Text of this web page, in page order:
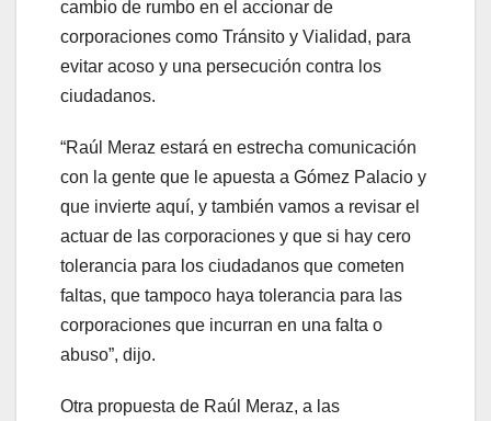
cambio de rumbo en el accionar de
corporaciones como Tránsito y Vialidad, para
evitar acoso y una persecución contra los
ciudadanos.
“Raúl Meraz estará en estrecha comunicación
con la gente que le apuesta a Gómez Palacio y
que invierte aquí, y también vamos a revisar el
actuar de las corporaciones y que si hay cero
tolerancia para los ciudadanos que cometen
faltas, que tampoco haya tolerancia para las
corporaciones que incurran en una falta o
abuso”, dijo.
Otra propuesta de Raúl Meraz, a las